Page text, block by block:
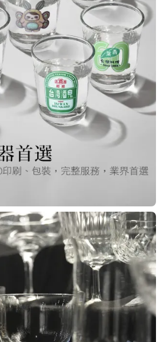
包裝完整，商品也非常的
12:40 pm
到商品了，出貨速度非常的
棒的賣家 質感又耐看,細膩
小心 CP值很高！！推薦購入
2025 08:00 am
常好！手摸的觸感就很明顯感